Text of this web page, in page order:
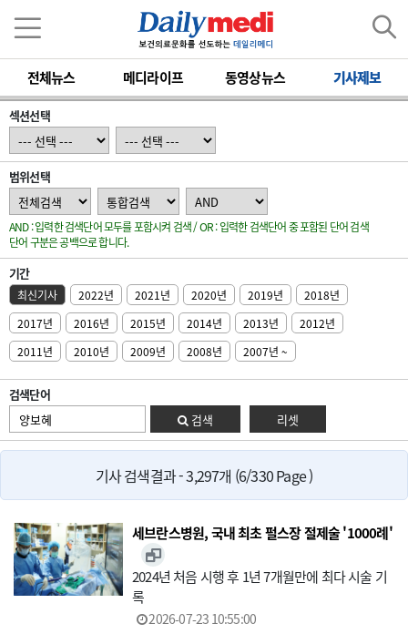
전체뉴스 메디라이프 동영상뉴스 기사제보
섹션선택
범위선택
AND : 입력한 검색단어 모두를 포함시켜 검색 / OR : 입력한 검색단어 중 포함된 단어 검색
단어 구분은 공백으로 합니다.
기간
최신기사 2022년 2021년 2020년 2019년
2018년
2017년
2016년 2015년 2014년 2013년
2012년
2011년
2010년 2009년 2008년 2007년 ~
검색단어
검색
리셋
기사 검색결과 - 3,297개 (6/330 Page )
세브란스병원, 국내 최초 펄스장 절제술 '1000례'
2024년 처음 시행 후 1년 7개월만에 최다 시술 기
록
2026-07-23 10:55:00